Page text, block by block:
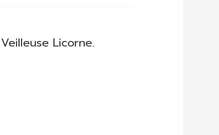
Licorne.